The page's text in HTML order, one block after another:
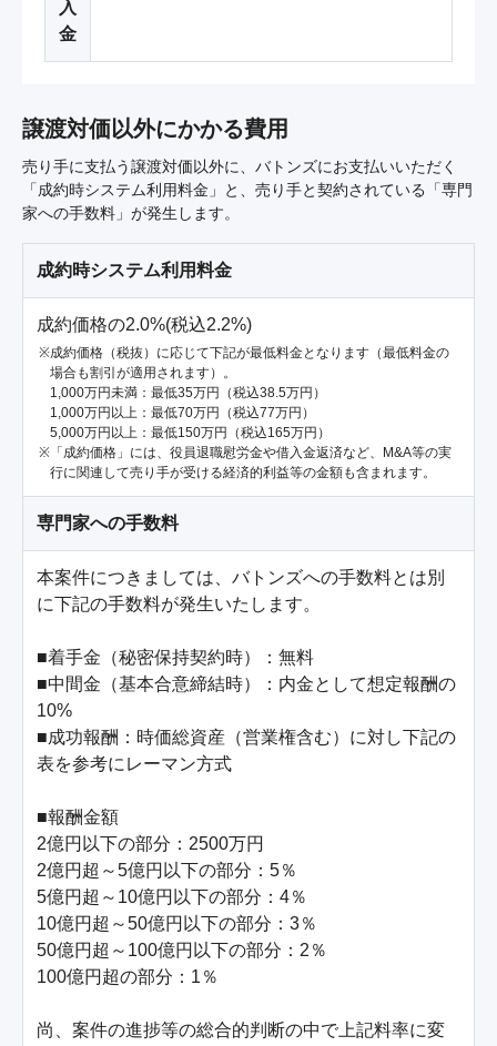
入
金
譲渡対価以外にかかる費用
売り手に支払う譲渡対価以外に、バトンズにお支払いいただく
「成約時システム利用料金」と、売り手と契約されている「専門
家への手数料」が発生します。
成約時システム利用料金
成約価格の2.0%(税込2.2%)
成約価格（税抜）に応じて下記が最低料金となります（最低料金の
場合も割引が適用されます）。
1,000万円未満：最低35万円（税込38.5万円）
1,000万円以上：最低70万円（税込77万円）
5,000万円以上：最低150万円（税込165万円）
「成約価格」には、役員退職慰労金や借入金返済など、M&A等の実
行に関連して売り手が受ける経済的利益等の金額も含まれます。
専門家への手数料
本案件につきましては、バトンズへの手数料とは別
に下記の手数料が発生いたします。
■着手金（秘密保持契約時）：無料
■中間金（基本合意締結時）：内金として想定報酬の
10%
■成功報酬：時価総資産（営業権含む）に対し下記の
表を参考にレーマン方式
■報酬金額
2億円以下の部分：2500万円
2億円超～5億円以下の部分：5％
5億円超～10億円以下の部分：4％
10億円超～50億円以下の部分：3％
50億円超～100億円以下の部分：2％
100億円超の部分：1％
尚、案件の進捗等の総合的判断の中で上記料率に変